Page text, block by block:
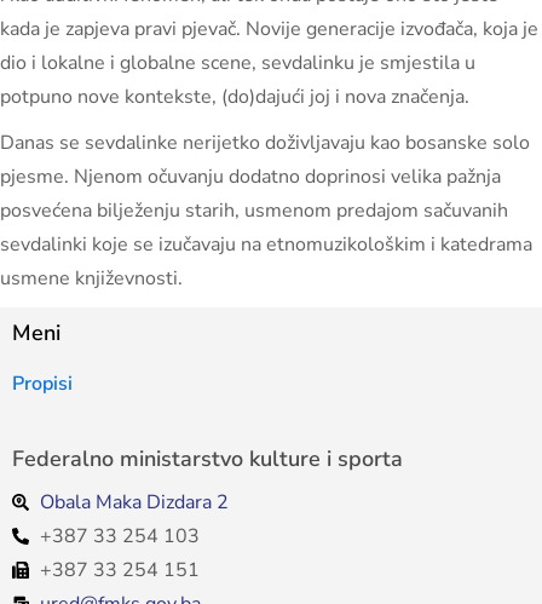
kada je zapjeva pravi pjevač. Novije generacije izvođača, koja je
dio i lokalne i globalne scene, sevdalinku je smjestila u
potpuno nove kontekste, (do)dajući joj i nova značenja.
Danas se sevdalinke nerijetko doživljavaju kao bosanske solo
pjesme. Njenom očuvanju dodatno doprinosi velika pažnja
posvećena bilježenju starih, usmenom predajom sačuvanih
sevdalinki koje se izučavaju na etnomuzikološkim i katedrama
usmene književnosti.
Meni
Propisi
Federalno ministarstvo kulture i sporta
Obala Maka Dizdara 2
+387 33 254 103
+387 33 254 151